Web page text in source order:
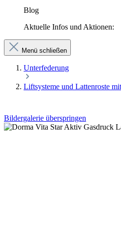
Blog
Aktuelle Infos und Aktionen:
Menü schließen
Unterfederung
Liftsysteme und Lattenroste
Bildergalerie überspringen